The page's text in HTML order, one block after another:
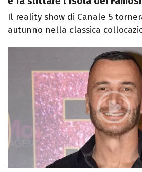
Il reality show di Canale 5
autunno nella classica